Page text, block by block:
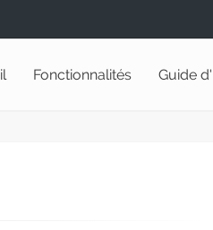
Fonctionnalités Guide